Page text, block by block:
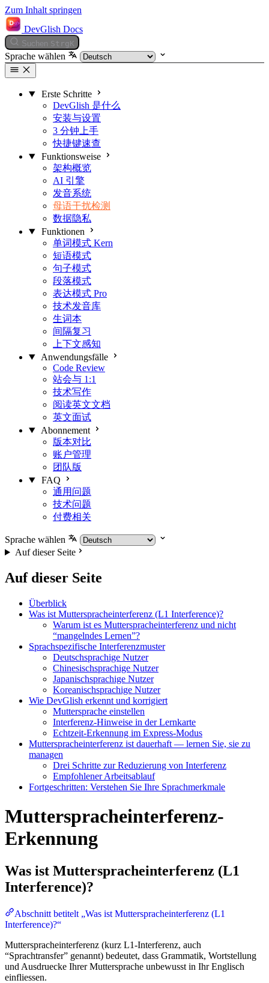
Zum Inhalt springen
DevGlish Docs
Suchen Strg K
Sprache wählen
Erste Schritte
DevGlish 是什么
安装与设置
3 分钟上手
快捷键速查
Funktionsweise
架构概览
AI 引擎
发音系统
母语干扰检测
数据隐私
Funktionen
单词模式 Kern
短语模式
句子模式
段落模式
表达模式 Pro
技术发音库
生词本
间隔复习
上下文感知
Anwendungsfälle
Code Review
站会与 1:1
技术写作
阅读英文文档
英文面试
Abonnement
版本对比
账户管理
团队版
FAQ
通用问题
技术问题
付费相关
Sprache wählen
Auf dieser Seite
Auf dieser Seite
Überblick
Was ist Mutterspracheinterferenz (L1 Interference)?
Warum ist es Mutterspracheinterferenz und nicht
“mangelndes Lernen”?
Sprachspezifische Interferenzmuster
Deutschsprachige Nutzer
Chinesischsprachige Nutzer
Japanischsprachige Nutzer
Koreanischsprachige Nutzer
Wie DevGlish erkennt und korrigiert
Muttersprache einstellen
Interferenz-Hinweise in der Lernkarte
Echtzeit-Erkennung im Express-Modus
Mutterspracheinterferenz ist dauerhaft — lernen Sie, sie zu
managen
Drei Schritte zur Reduzierung von Interferenz
Empfohlener Arbeitsablauf
Fortgeschritten: Verstehen Sie Ihre Sprachmerkmale
Mutterspracheinterferenz-
Erkennung
Was ist Mutterspracheinterferenz (L1
Interference)?
Abschnitt betitelt „Was ist Mutterspracheinterferenz (L1
Interference)?“
Mutterspracheinterferenz (kurz L1-Interferenz, auch
“Sprachtransfer” genannt) bedeutet, dass Grammatik, Wortstellung
und Ausdruecke Ihrer Muttersprache unbewusst in Ihr Englisch
einfliessen.